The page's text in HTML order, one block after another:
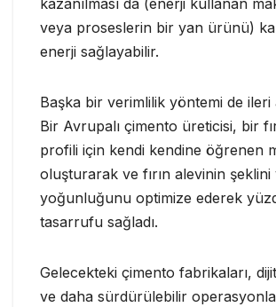
kazanılması da (enerji kullanan
veya proseslerin bir yan ürünü)
enerji sağlayabilir.
Başka bir verimlilik yöntemi de ileri
Bir Avrupalı ​​çimento üreticisi, bir
profili için kendi kendine öğrenen
oluşturarak ve fırın alevinin şeklini
yoğunluğunu optimize ederek
tasarrufu sağladı.
Gelecekteki çimento fabrikaları,
ve daha sürdürülebilir